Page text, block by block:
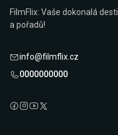
FilmFlix: Vaše dokonalá
a pořadů!
info@filmflix.cz
0000000000